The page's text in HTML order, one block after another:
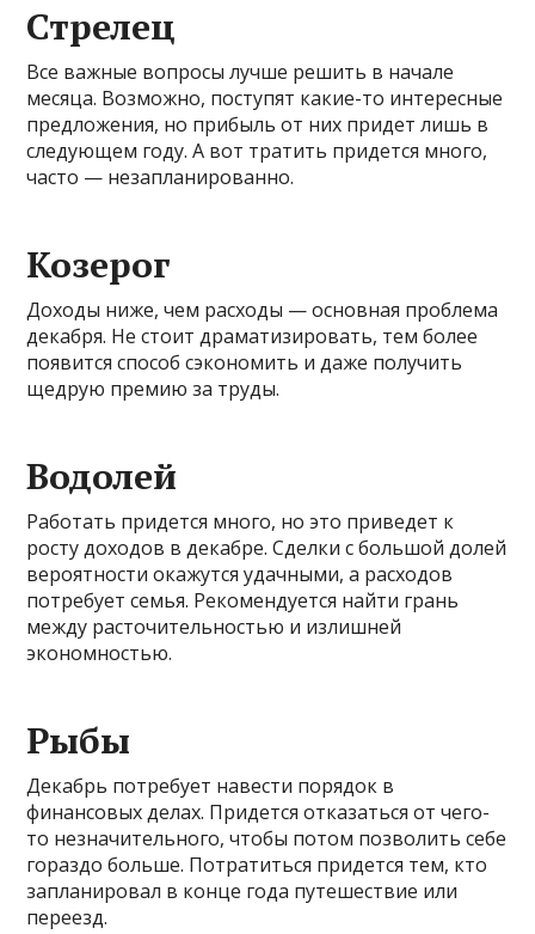
Стрелец
Все важные вопросы лучше решить в начале
месяца. Возможно, поступят какие-то интересные
предложения, но прибыль от них придет лишь в
следующем году. А вот тратить придется много,
часто — незапланированно.
Козерог
Доходы ниже, чем расходы — основная проблема
декабря. Не стоит драматизировать, тем более
появится способ сэкономить и даже получить
щедрую премию за труды.
Водолей
Работать придется много, но это приведет к
росту доходов в декабре. Сделки с большой долей
вероятности окажутся удачными, а расходов
потребует семья. Рекомендуется найти грань
между расточительностью и излишней
экономностью.
Рыбы
Декабрь потребует навести порядок в
финансовых делах. Придется отказаться от чего-
то незначительного, чтобы потом позволить себе
гораздо больше. Потратиться придется тем, кто
запланировал в конце года путешествие или
переезд.